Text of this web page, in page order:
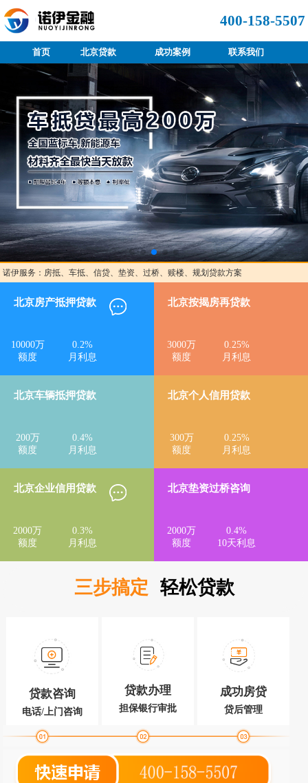
400-158-5507
首页 北京贷款 成功案例 联系我们
诺伊服务：房抵、车抵、信贷、垫资、过桥、赎楼、规划贷款方案
北京房产抵押贷款
10000万
额度
0.2%
月利息
北京按揭房再贷款
3000万
额度
0.25%
月利息
北京车辆抵押贷款
200万
额度
0.4%
月利息
北京个人信用贷款
300万
额度
0.25%
月利息
北京企业信用贷款
2000万
额度
0.3%
月利息
北京垫资过桥咨询
2000万
额度
0.4%
10天利息
三步搞定 轻松贷款
贷款咨询
电话/上门咨询
贷款办理
担保银行审批
成功房贷
贷后管理